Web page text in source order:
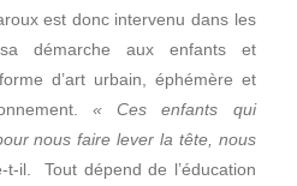
est donc intervenu dans les
démarche aux enfants et
d’art urbain, éphémère et
« Ces enfants qui
nous faire lever la tête, nous
t-il. Tout dépend de l’éducation